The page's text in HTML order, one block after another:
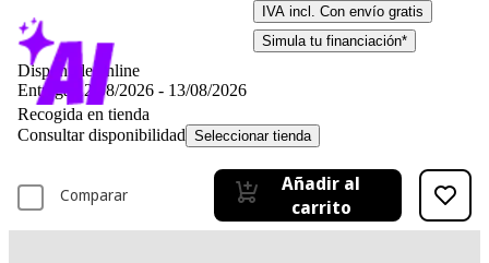
IVA incl. Con envío gratis
Simula tu financiación*
Disponible online
Entrega 12/08/2026 - 13/08/2026
Recogida en tienda
Consultar disponibilidad Seleccionar tienda
Comparar
Añadir al
carrito